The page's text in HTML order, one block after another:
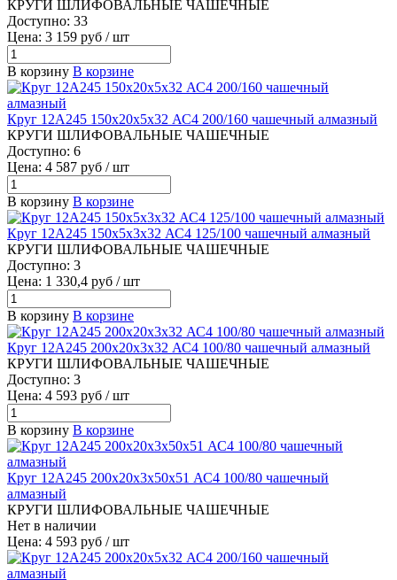
КРУГИ ШЛИФОВАЛЬНЫЕ ЧАШЕЧНЫЕ
Доступно: 33
Цена: 3 159 руб / шт
В корзину В корзине
Круг 12А245 150х20х5х32 АС4 200/160 чашечный алмазный
КРУГИ ШЛИФОВАЛЬНЫЕ ЧАШЕЧНЫЕ
Доступно: 6
Цена: 4 587 руб / шт
В корзину В корзине
Круг 12А245 150х5х3х32 АС4 125/100 чашечный алмазный
КРУГИ ШЛИФОВАЛЬНЫЕ ЧАШЕЧНЫЕ
Доступно: 3
Цена: 1 330,4 руб / шт
В корзину В корзине
Круг 12А245 200х20х3х32 АС4 100/80 чашечный алмазный
КРУГИ ШЛИФОВАЛЬНЫЕ ЧАШЕЧНЫЕ
Доступно: 3
Цена: 4 593 руб / шт
В корзину В корзине
Круг 12А245 200х20х3х50х51 АС4 100/80 чашечный
алмазный
КРУГИ ШЛИФОВАЛЬНЫЕ ЧАШЕЧНЫЕ
Нет в наличии
Цена: 4 593 руб / шт